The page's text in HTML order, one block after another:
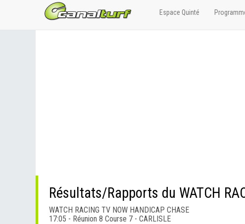
Résultats/Rapports du WATCH
WATCH RACING TV NOW HANDICAP CHASE
17:05 - Réunion 8 Course 7 - CARLISLE
Espace Quinté